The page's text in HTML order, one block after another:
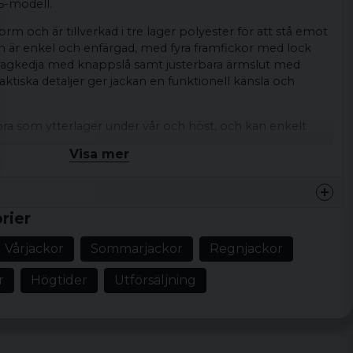
modell.
och är tillverkad i tre lager polyester för att stå emot
är enkel och enfärgad, med fyra framfickor med lock
med knappslå samt justerbara ärmslut med
detaljer ger jackan en funktionell känsla och
som ytterlager under vår och höst, och kan enkelt
t-shirt eller cargobyxor för en avslappnad och
Fyra framfickor med lock, dold dragkedja med
ärmslut med kardborre, huva
design
Visa mer
Vårjackor Sommarjackor Regnjackor
Högtider Utförsäljning